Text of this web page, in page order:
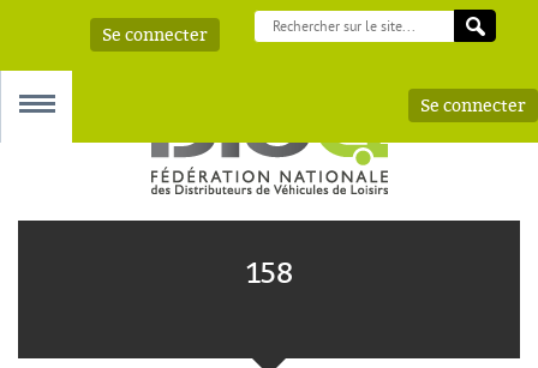
Se connecter
Se connecter
158